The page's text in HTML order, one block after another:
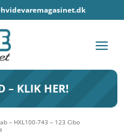
– KLIK HER!
– HXL100-743 – 123 Cibo